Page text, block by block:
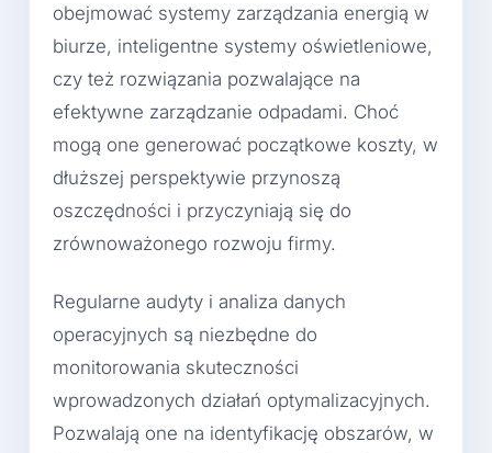
obejmować systemy zarządzania energią w
biurze, inteligentne systemy oświetleniowe,
czy też rozwiązania pozwalające na
efektywne zarządzanie odpadami. Choć
mogą one generować początkowe koszty, w
dłuższej perspektywie przynoszą
oszczędności i przyczyniają się do
zrównoważonego rozwoju firmy.
Regularne audyty i analiza danych
operacyjnych są niezbędne do
monitorowania skuteczności
wprowadzonych działań optymalizacyjnych.
Pozwalają one na identyfikację obszarów, w